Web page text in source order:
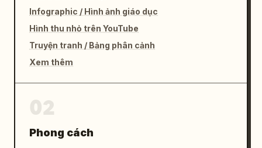
Infographic / Hình ảnh giáo dục
Hình thu nhỏ trên YouTube
Truyện tranh / Bảng phân cảnh
Xem thêm
Phong cách